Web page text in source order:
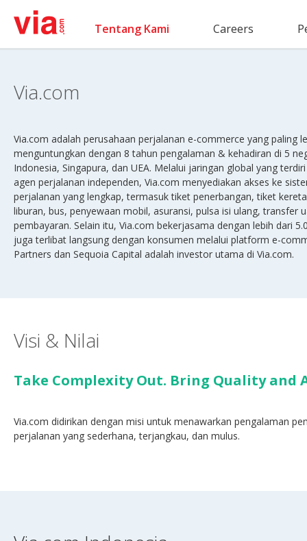
Tentang Kami Careers
Via.com
Via.com adalah perusahaan perjalanan e-commerce yang paling
menguntungkan dengan 8 tahun pengalaman & kehadiran di 5
Indonesia, Singapura, dan UEA. Melalui jaringan global yang
agen perjalanan independen, Via.com menyediakan akses ke
perjalanan yang lengkap, termasuk tiket penerbangan, tiket
liburan, bus, penyewaan mobil, asuransi, pulsa isi ulang, transfer
pembayaran. Selain itu, Via.com bekerjasama dengan lebih dari
juga terlibat langsung dengan konsumen melalui platform e-
Partners dan Sequoia Capital adalah investor utama di Via.com.
Visi & Nilai
Take Complexity Out. Bring Quality and
Via.com didirikan dengan misi untuk menawarkan pengalaman
perjalanan yang sederhana, terjangkau, dan mulus.